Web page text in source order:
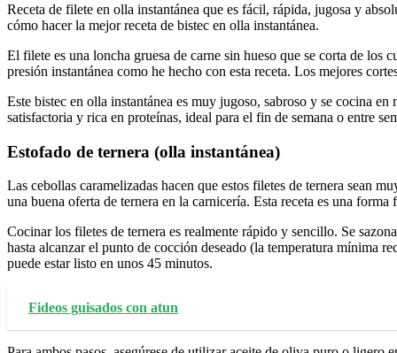
Receta de filete en olla instantánea que es fácil, rápida, jugosa y
cómo hacer la mejor receta de bistec en olla instantánea.
El filete es una loncha gruesa de carne sin hueso que se corta de los
presión instantánea como he hecho con esta receta. Los mejores
Este bistec en olla instantánea es muy jugoso, sabroso y se cocina
satisfactoria y rica en proteínas, ideal para el fin de semana o entre
Estofado de ternera (olla instantánea)
Las cebollas caramelizadas hacen que estos filetes de ternera sean
una buena oferta de ternera en la carnicería. Esta receta es una
Cocinar los filetes de ternera es realmente rápido y sencillo. Se
hasta alcanzar el punto de cocción deseado (la temperatura mínima
puede estar listo en unos 45 minutos.
Fideos guisados con atun